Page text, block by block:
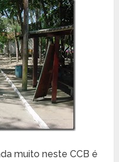
muito neste CCB é